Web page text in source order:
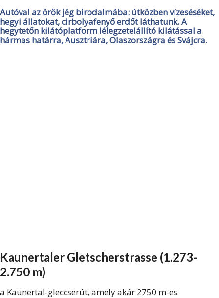
Autóval az örök jég birodalmába: útközben vízeséséket,
hegyi állatokat, cirbolyafenyő erdőt láthatunk. A
hegytetőn kilátóplatform lélegzetelállító kilátással a
hármas határra, Ausztriára, Olaszországra és Svájcra.
Kaunertaler Gletscherstrasse (1.273-
2.750 m)
a Kaunertal-gleccserút, amely akár 2750 m-es